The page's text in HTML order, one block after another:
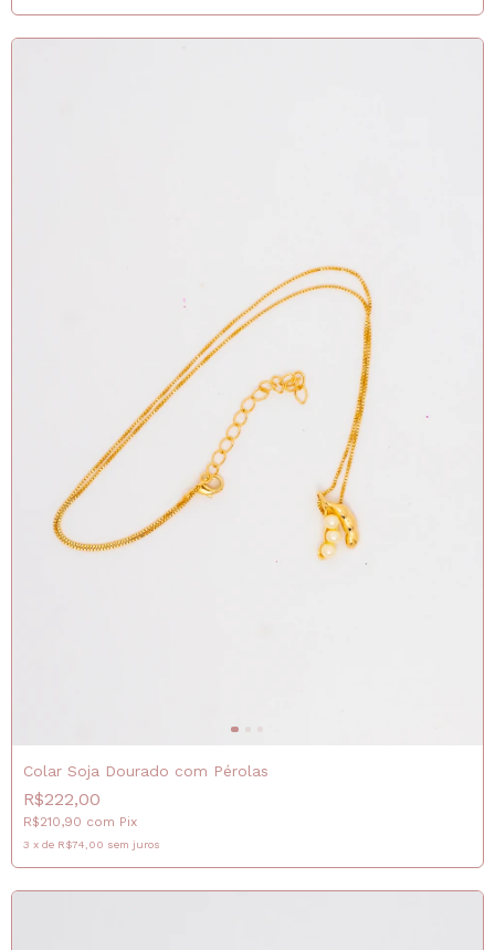
Colar Soja Dourado com Pérolas
R$222,00
R$210,90 com Pix
3 x de R$74,00 sem juros